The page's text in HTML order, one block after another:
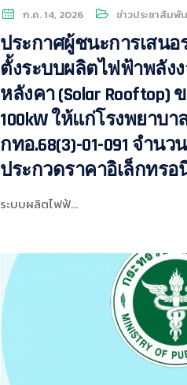
ก.ค. 14, 2026 ข่าวประชาสัมพั
ประกาศผู้ชนะการเสน
ตั้งระบบผลิตไฟฟ้าพลัง
หลังคา (Solar Rooftop)
100kW ให้แก่โรงพยาบ
กทอ.68(3)-01-091 จำนว
ประกวดราคาอิเล็กทรอ
ระบบผลิตไฟฟ้…